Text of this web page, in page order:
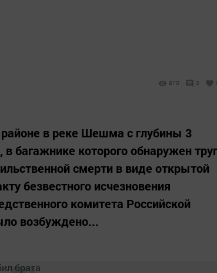
870 0
в реке Шешма с глубины 3
багажнике которого обнаружен
смерти в виде открытой
безвестного исчезновения
комитета Российской
возбуждено...